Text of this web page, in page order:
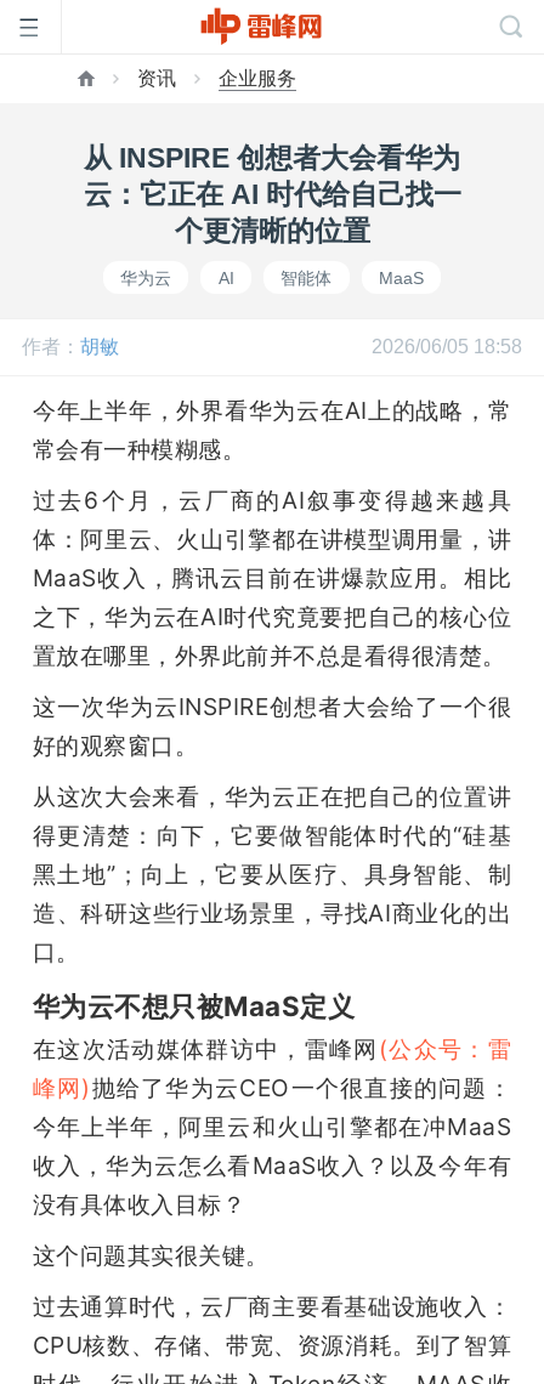
页
网
开
课
动
中
心
专
题
爱
搞
机
资讯 企业服务
从 INSPIRE 创想者大会看华为
云：它正在 AI 时代给自己找一
个更清晰的位置
华为云 AI 智能体 MaaS
作者： 胡敏 2026/06/05 18:58
今年上半年，外界看华为云在AI上的战略，常
常会有一种模糊感。
过去6个月，云厂商的AI叙事变得越来越具
体：阿里云、火山引擎都在讲模型调用量，讲
MaaS收入，腾讯云目前在讲爆款应用。相比
之下，华为云在AI时代究竟要把自己的核心位
置放在哪里，外界此前并不总是看得很清楚。
这一次华为云INSPIRE创想者大会给了一个很
好的观察窗口。
从这次大会来看，华为云正在把自己的位置讲
得更清楚：向下，它要做智能体时代的“硅基
黑土地”；向上，它要从医疗、具身智能、制
造、科研这些行业场景里，寻找AI商业化的出
口。
华为云不想只被MaaS定义
在这次活动媒体群访中，雷峰网 (公众号：雷
峰网)抛给了华为云CEO一个很直接的问题：
今年上半年，阿里云和火山引擎都在冲MaaS
收入，华为云怎么看MaaS收入？以及今年有
没有具体收入目标？
这个问题其实很关键。
过去通算时代，云厂商主要看基础设施收入：
CPU核数、存储、带宽、资源消耗。到了智算